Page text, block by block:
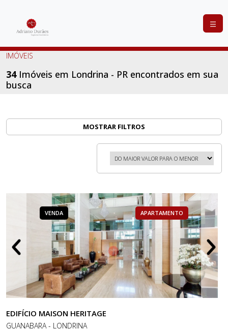
COMPRAR
LANÇAMENTOS
IMÓVEIS
34Imóveis em Londrina - PR encontrados em sua
busca
MOSTRAR FILTROS
VENDA APARTAMENTO
EDIFÍCIO MAISON HERITAGE
GUANABARA - LONDRINA